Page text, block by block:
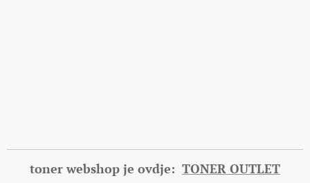
toner webshop je ovdje: TONER OUTLET